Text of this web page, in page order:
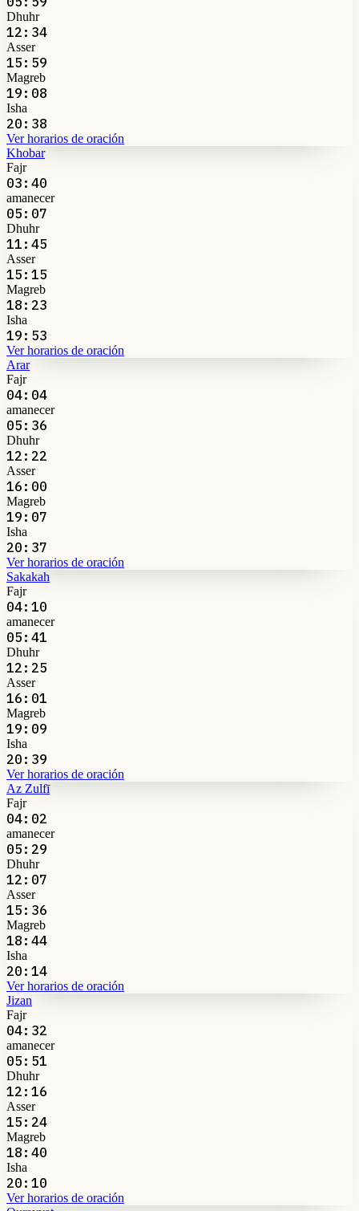
Dhuhr
12:34
Asser
15:59
Magreb
19:08
Isha
20:38
Ver horarios de oración
Khobar
Fajr
03:40
amanecer
05:07
Dhuhr
11:45
Asser
15:15
Magreb
18:23
Isha
19:53
Ver horarios de oración
Arar
Fajr
04:04
amanecer
05:36
Dhuhr
12:22
Asser
16:00
Magreb
19:07
Isha
20:37
Ver horarios de oración
Sakakah
Fajr
04:10
amanecer
05:41
Dhuhr
12:25
Asser
16:01
Magreb
19:09
Isha
20:39
Ver horarios de oración
Az Zulfī
Fajr
04:02
amanecer
05:29
Dhuhr
12:07
Asser
15:36
Magreb
18:44
Isha
20:14
Ver horarios de oración
Jizan
Fajr
04:32
amanecer
05:51
Dhuhr
12:16
Asser
15:24
Magreb
18:40
Isha
20:10
Ver horarios de oración